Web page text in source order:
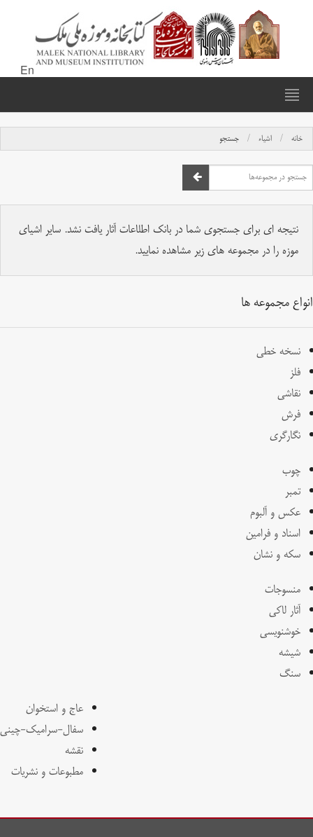
En
خانه اشیاء جستجو
نتیجه ای برای جستجوی شما در بانک اطلاعات آثار یافت نشد. سایر اشیای
موزه را در مجموعه های زیر مشاهده نمایید.
انواع مجموعه ها
نسخه خطی
فلز
نقاشی
فرش
نگارگری
چوب
تمبر
عکس و آلبوم
اسناد و فرامین
سکه و نشان
منسوجات
آثار لاکی
خوشنویسی
شیشه
سنگ
عاج و استخوان
سفال-سرامیک-چینی
نقشه
مطبوعات و نشریات